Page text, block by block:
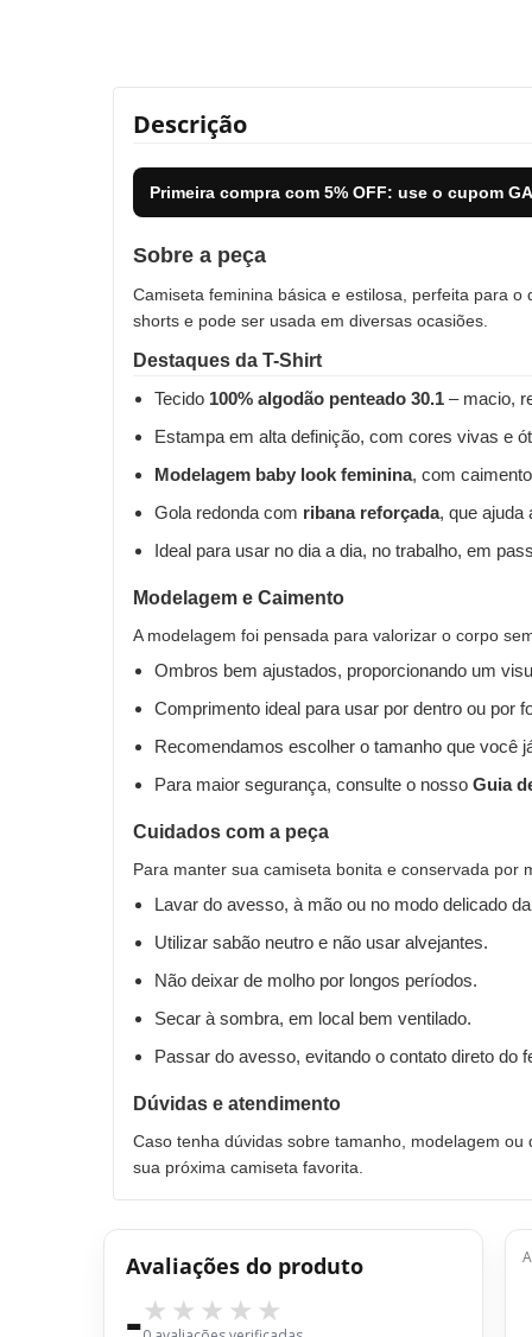
Descrição
Primeira compra com 5% OFF: use o cupom
Sobre a peça
Camiseta feminina básica e estilosa, perfeita para
shorts e pode ser usada em diversas ocasiões.
Destaques da T-Shirt
Tecido 100% algodão penteado 30.1 – macio,
Estampa em alta definição, com cores vivas e
Modelagem baby look feminina, com
Gola redonda com ribana reforçada, que ajuda
Ideal para usar no dia a dia, no trabalho, em
Modelagem e Caimento
A modelagem foi pensada para valorizar o corpo
Ombros bem ajustados, proporcionando um
Comprimento ideal para usar por dentro ou por
Recomendamos escolher o tamanho que você
Para maior segurança, consulte o nosso Guia
Cuidados com a peça
Para manter sua camiseta bonita e conservada por
Lavar do avesso, à mão ou no modo delicado
Utilizar sabão neutro e não usar alvejantes.
Não deixar de molho por longos períodos.
Secar à sombra, em local bem ventilado.
Passar do avesso, evitando o contato direto do
Dúvidas e atendimento
Caso tenha dúvidas sobre tamanho, modelagem
sua próxima camiseta favorita.
Avaliações do produto
-